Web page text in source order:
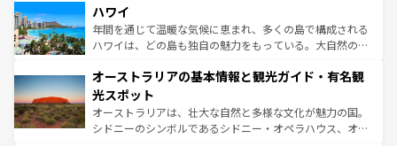
着のスイス情報は
のような巨大都市は、観光、ショッピング、エンターテイ
ンメントが詰まった刺激的なスポットだ。一方、アメリカ
西部には大自然が広がり、グランドキャニオンやイエロー
部のニューオーリンズでは、音楽と美食が融合した独特の
文化が魅力。旅行者はアメリカの各地域で異なる魅力を楽
しみながら、その多様性と豊かな歴史を感じることができ
るだろう。車でのロードトリップや列車の旅も、アメリカ
ハワイ
年間を通じて温暖な気候に恵まれ、多くの島で構成される
ハワイは、どの島も独自の魅力をもっている。大自然の神
ワイ島は見逃せない。また、定番の観光地といえばオアフ
島だが、静かな自然を求めるならマウイ島やカウアイ島が
おすすめ。エメラルドグリーンに輝く海をはじめ、豊かな
文化や歴史が息づいている。「アロハスピリット」と呼ば
オーストラリアの基本情報と観光ガイド・有名観
光スポット
オーストラリアは、壮大な自然と多様な文化が魅力の国。
シドニーのシンボルであるシドニー・オペラハウス、オー